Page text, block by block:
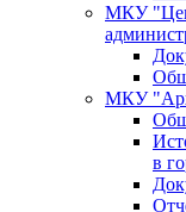
МКУ
МКУ
в